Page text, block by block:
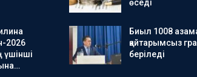
2026
үшінші
өседі
Биыл 1008
қайтарымсыз
беріледі